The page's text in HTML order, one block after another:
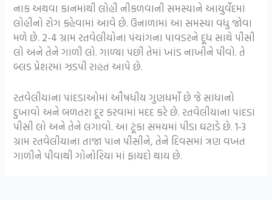
નાક અથવા કાનમાંથી લોહી નીકળવાની સમસ્યાને આયુર્વેદમાં
લોહીનો રોગ કહેવામાં આવે છે. ઉનાળામાં આ સમસ્યા વધુ જોવા
મળે છે. 2-4 ગ્રામ રતવેલીયોના પંચાંગના પાવડરને દૂધ સાથે પીસી
લો અને તેને ગાળી લો. ગાળ્યા પછી તેમાં ખાંડ નાખીને પીવો. તે
બ્લડ પ્રેશરમાં ઝડપી રાહત આપે છે.
રતવેલીયાના પાંદડાઓમાં ઔષધીય ગુણધર્મો છે જે સાંધાનો
દુખાવો અને બળતરા દૂર કરવામાં મદદ કરે છે. રતવેલીયાના પાંદડા
પીસી લો અને તેને લગાવો. આ ટૂંકા સમયમાં પીડા ઘટાડે છે. 1-3
ગ્રામ રતવેલીયાના તાજા પાન પીસીને, તેને દિવસમાં ત્રણ વખત
ગાળીને પીવાથી ગોનોરિયા માં ફાયદો થાય છે.